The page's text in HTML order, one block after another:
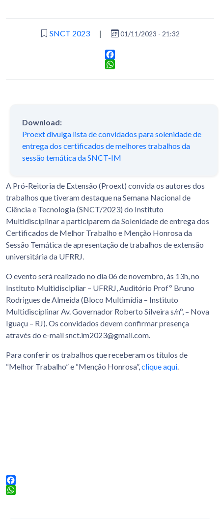
SNCT 2023 | 01/11/2023 - 21:32
Facebook
Download:
Proext divulga lista de convidados para solenidade de
entrega dos certificados de melhores trabalhos da
sessão temática da SNCT-IM
A Pró-Reitoria de Extensão (Proext) convida os autores dos
trabalhos que tiveram destaque na Semana Nacional de
Ciência e Tecnologia (SNCT/2023) do Instituto
Multidisciplinar a participarem da Solenidade de entrega dos
Certificados de Melhor Trabalho e Menção Honrosa da
Sessão Temática de apresentação de trabalhos de extensão
universitária da UFRRJ.
O evento será realizado no dia 06 de novembro, às 13h, no
Instituto Multidiscipliar – UFRRJ, Auditório Profº Bruno
Rodrigues de Almeida (Bloco Multimídia – Instituto
Multidisciplinar Av. Governador Roberto Silveira s/nº, – Nova
Iguaçu – RJ). Os convidados devem confirmar presença
através do e-mail snct.im2023@gmail.com.
Para conferir os trabalhos que receberam os títulos de
“Melhor Trabalho” e “Menção Honrosa”, clique aqui
Facebook